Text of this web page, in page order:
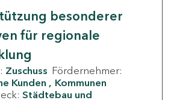
besonderer
für regionale
Zuschuss Fördernehmer:
Kunden
Kommunen
Städtebau und